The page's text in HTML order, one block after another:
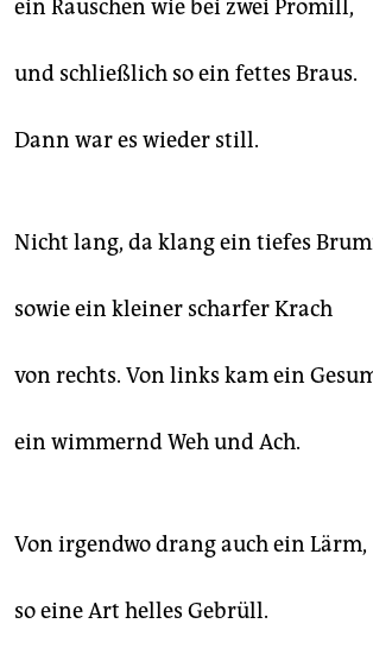
ein Rauschen wie bei zwei Promill,
und schließlich so ein fettes Braus.
Dann war es wieder still.
Nicht lang, da klang ein tiefes
sowie ein kleiner scharfer Krach
von rechts. Von links kam ein
ein wimmernd Weh und Ach.
Von irgendwo drang auch ein Lärm,
so eine Art helles Gebrüll.